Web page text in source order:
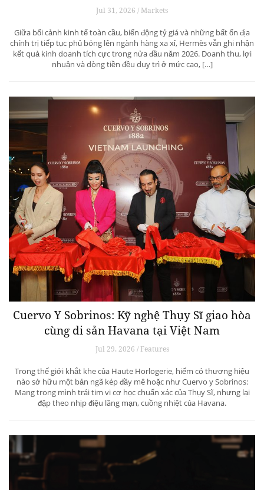
Jul 31, 2026 / Markets
Giữa bối cảnh kinh tế toàn cầu, biến động tỷ giá và những bất ổn địa
chính trị tiếp tục phủ bóng lên ngành hàng xa xỉ, Hermès vẫn ghi nhận
kết quả kinh doanh tích cực trong nửa đầu năm 2026. Doanh thu, lợi
nhuận và dòng tiền đều duy trì ở mức cao, […]
Cuervo Y Sobrinos: Kỹ nghệ Thụy Sĩ giao hòa
cùng di sản Havana tại Việt Nam
Jul 29, 2026 / Features
Trong thế giới khắt khe của Haute Horlogerie, hiếm có thương hiệu
nào sở hữu một bản ngã kép đầy mê hoặc như Cuervo y Sobrinos:
Mang trong mình trái tim vi cơ học chuẩn xác của Thụy Sĩ, nhưng lại
đập theo nhịp điệu lãng mạn, cuồng nhiệt của Havana.